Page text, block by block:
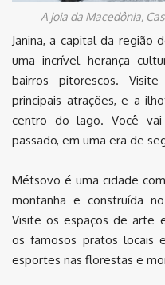
A joia da Macedônia,
Janina, a capital da região
uma incrível herança
bairros pitorescos.
principais atrações, e a
centro do lago. Você
passado, em uma era de
Métsovo é uma cidade
montanha e construída
Visite os espaços de arte
os famosos pratos locais
esportes nas florestas e